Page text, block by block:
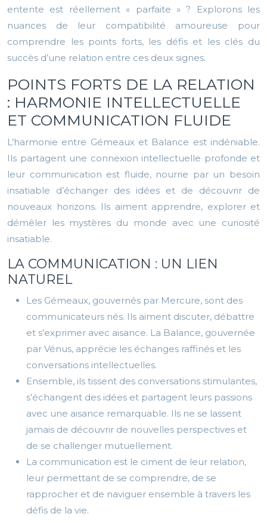
entente est réellement « parfaite » ? Explorons les
nuances de leur compatibilité amoureuse pour
comprendre les points forts, les défis et les clés du
succès d’une relation entre ces deux signes.
POINTS FORTS DE LA RELATION
: HARMONIE INTELLECTUELLE
ET COMMUNICATION FLUIDE
L’harmonie entre Gémeaux et Balance est indéniable.
Ils partagent une connexion intellectuelle profonde et
leur communication est fluide, nourrie par un besoin
insatiable d’échanger des idées et de découvrir de
nouveaux horizons. Ils aiment apprendre, explorer et
démêler les mystères du monde avec une curiosité
insatiable.
LA COMMUNICATION : UN LIEN
NATUREL
Les Gémeaux, gouvernés par Mercure, sont des
communicateurs nés. Ils aiment discuter, débattre
et s’exprimer avec aisance. La Balance, gouvernée
par Vénus, apprécie les échanges raffinés et les
conversations intellectuelles.
Ensemble, ils tissent des conversations stimulantes,
s’échangent des idées et partagent leurs passions
avec une aisance remarquable. Ils ne se lassent
jamais de découvrir de nouvelles perspectives et
de se challenger mutuellement.
La communication est le ciment de leur relation,
leur permettant de se comprendre, de se
rapprocher et de naviguer ensemble à travers les
défis de la vie.